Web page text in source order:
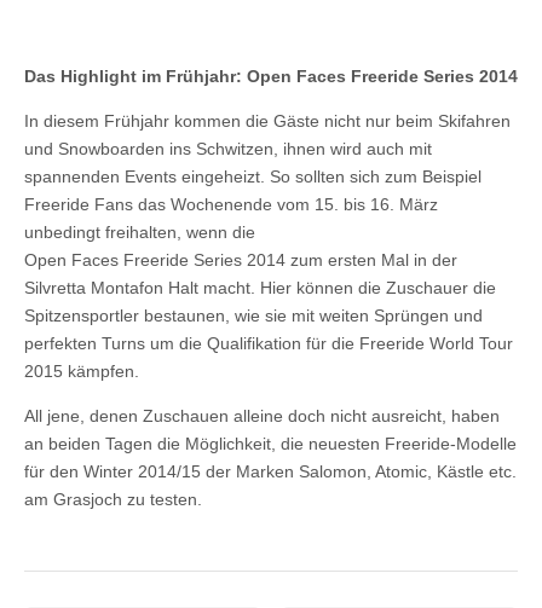
Das Highlight im Frühjahr: Open Faces Freeride Series 2014
In diesem Frühjahr kommen die Gäste nicht nur beim Skifahren
und Snowboarden ins Schwitzen, ihnen wird auch mit
spannenden Events eingeheizt. So sollten sich zum Beispiel
Freeride Fans das Wochenende vom 15. bis 16. März
unbedingt freihalten, wenn die
Open Faces Freeride Series 2014 zum ersten Mal in der
Silvretta Montafon Halt macht. Hier können die Zuschauer die
Spitzensportler bestaunen, wie sie mit weiten Sprüngen und
perfekten Turns um die Qualifikation für die Freeride World Tour
2015 kämpfen.
All jene, denen Zuschauen alleine doch nicht ausreicht, haben
an beiden Tagen die Möglichkeit, die neuesten Freeride-Modelle
für den Winter 2014/15 der Marken Salomon, Atomic, Kästle etc.
am Grasjoch zu testen.